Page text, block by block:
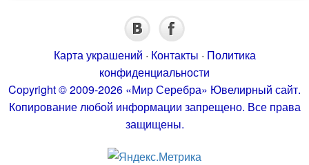
Карта украшений · Контакты · Политика
конфиденциальности
Copyright © 2009-2026 «Мир Серебра» Ювелирный сайт.
Копирование любой информации запрещено. Все права
защищены.